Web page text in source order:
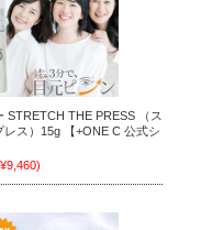
STRETCH THE PRESS （ス
レス）15g 【+ONE C 公式シ